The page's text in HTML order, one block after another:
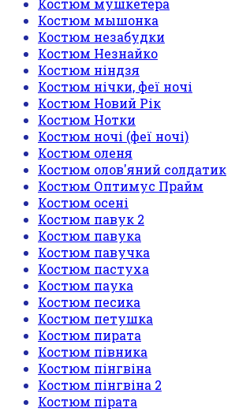
Костюм мушкетера
Костюм мышонка
Костюм незабудки
Костюм Незнайко
Костюм ніндзя
Костюм нічки, феї ночі
Костюм Новий Рік
Костюм Нотки
Костюм ночі (феї ночі)
Костюм оленя
Костюм олов'яний солдатик
Костюм Оптимус Прайм
Костюм осені
Костюм павук 2
Костюм павука
Костюм павучка
Костюм пастуха
Костюм паука
Костюм песика
Костюм петушка
Костюм пирата
Костюм півника
Костюм пінгвіна
Костюм пінгвіна 2
Костюм пірата